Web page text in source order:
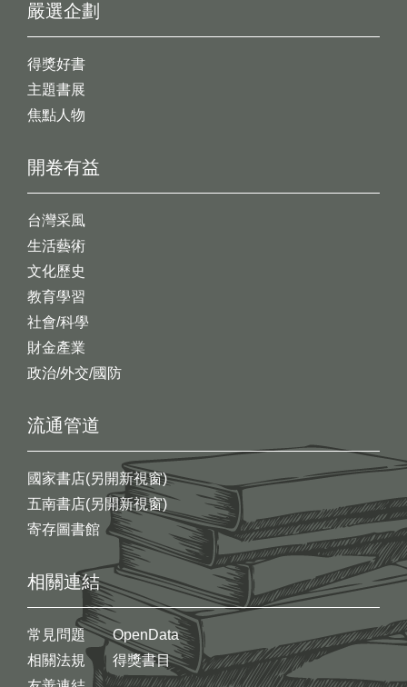
開卷有益
台灣采風
生活藝術
文化歷史
教育學習
社會/科學
財金產業
政治/外交/國防
嚴選企劃
得獎好書
主題書展
焦點人物
流通管道
國家書店(另開新視窗)
五南書店(另開新視窗)
寄存圖書館
相關連結
常見問題
相關法規
OpenData
得獎書目